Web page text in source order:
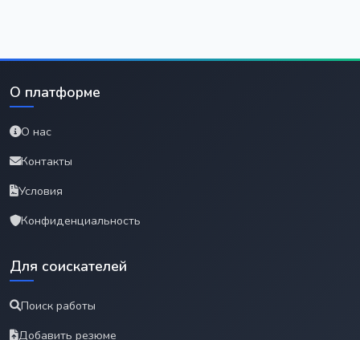
О платформе
О нас
Контакты
Условия
Конфиденциальность
Для соискателей
Поиск работы
Добавить резюме